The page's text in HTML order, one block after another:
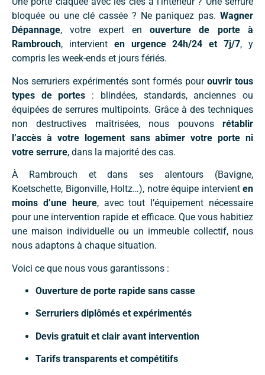
bloquée ou une clé cassée ? Ne paniquez pas. Wagner
Dépannage, votre expert enouverture de porte à
Rambrouch, intervient en urgence 24h/24 et 7j/7, y
compris les week-ends et jours fériés.
Nos serruriers expérimentés sont formés pour ouvrir tous
types de portes : blindées, standards, anciennes ou
équipées de serrures multipoints. Grâce à des techniques
non destructives maîtrisées, nous pouvons rétablir
l’accès à votre logement sans abîmer votre porte ni
votre serrure, dans la majorité des cas.
À Rambrouch et dans ses alentours (Bavigne,
Koetschette, Bigonville, Holtz…), notre équipe intervient en
moins d’une heure, avec tout l’équipement nécessaire
pour une intervention rapide et efficace. Que vous habitiez
une maison individuelle ou un immeuble collectif, nous
nous adaptons à chaque situation.
Voici ce que nous vous garantissons :
Ouverture de porte rapide sans casse
Serruriers diplômés et expérimentés
Devis gratuit et clair avant intervention
Tarifs transparents et compétitifs